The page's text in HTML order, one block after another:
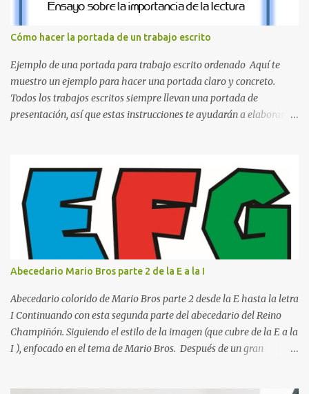
la Q en amarillo brillante, junto con la N y la P en un verde
inspirado en los niveles de los juegos. Formas icónicas : No te
pierdas la letra O , diseñada con ese estilo geométrico tan carac...
Cómo hacer la portada de un trabajo escrito
Ejemplo de una portada para trabajo escrito ordenado Aquí te
muestro un ejemplo para hacer una portada claro y concreto.
Todos los trabajos escritos siempre llevan una portada de
presentación, así que estas instrucciones te ayudarán a elaborar
ellos se puedan guiar con esta explicación. Los datos esenciales
para una portada para presentar un trabajo escrito a mano o
impreso son los siguientes y en este orden: Nombre de la escuela o
del instituto (Es muy importante este dato) Título del trabajo
(Puede ser: Ensayo sobre la lectura, o Informe de computación)
Nombre completo del alumno que va a presentar dicho trabajo
escrito La clase, materia ó asignatura Grupo Nombre del maestro
o catedrático Ciudad y fecha...
Abecedario Mario Bros parte 2 de la E a la I
Abecedario colorido de Mario Bros parte 2 desde la E hasta la letra
I Continuando con esta segunda parte del abecedario del Reino
Champiñón. Siguiendo el estilo de la imagen (que cubre de la E a la
I ), enfocado en el tema de Mario Bros. Después de un gran